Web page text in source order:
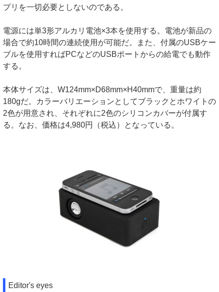
プリを一切必要としないのである。
電源には単3形アルカリ電池×3本を使用する。電池が新品の
場合で約10時間の連続使用が可能だ。また、付属のUSBケー
ブルを使用すればPCなどのUSBポートからの給電でも動作
する。
本体サイズは、W124mm×D68mm×H40mmで、重量は約
180gだ。カラーバリエーションとしてブラックとホワイトの
2色が用意され、それぞれに2色のシリコンカバーが付属す
る。なお、価格は4,980円（税込）となっている。
Editor's eyes